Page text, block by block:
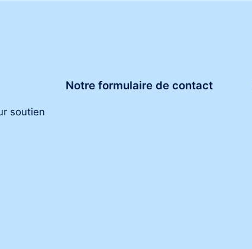
soutien
Notre formulaire de contact